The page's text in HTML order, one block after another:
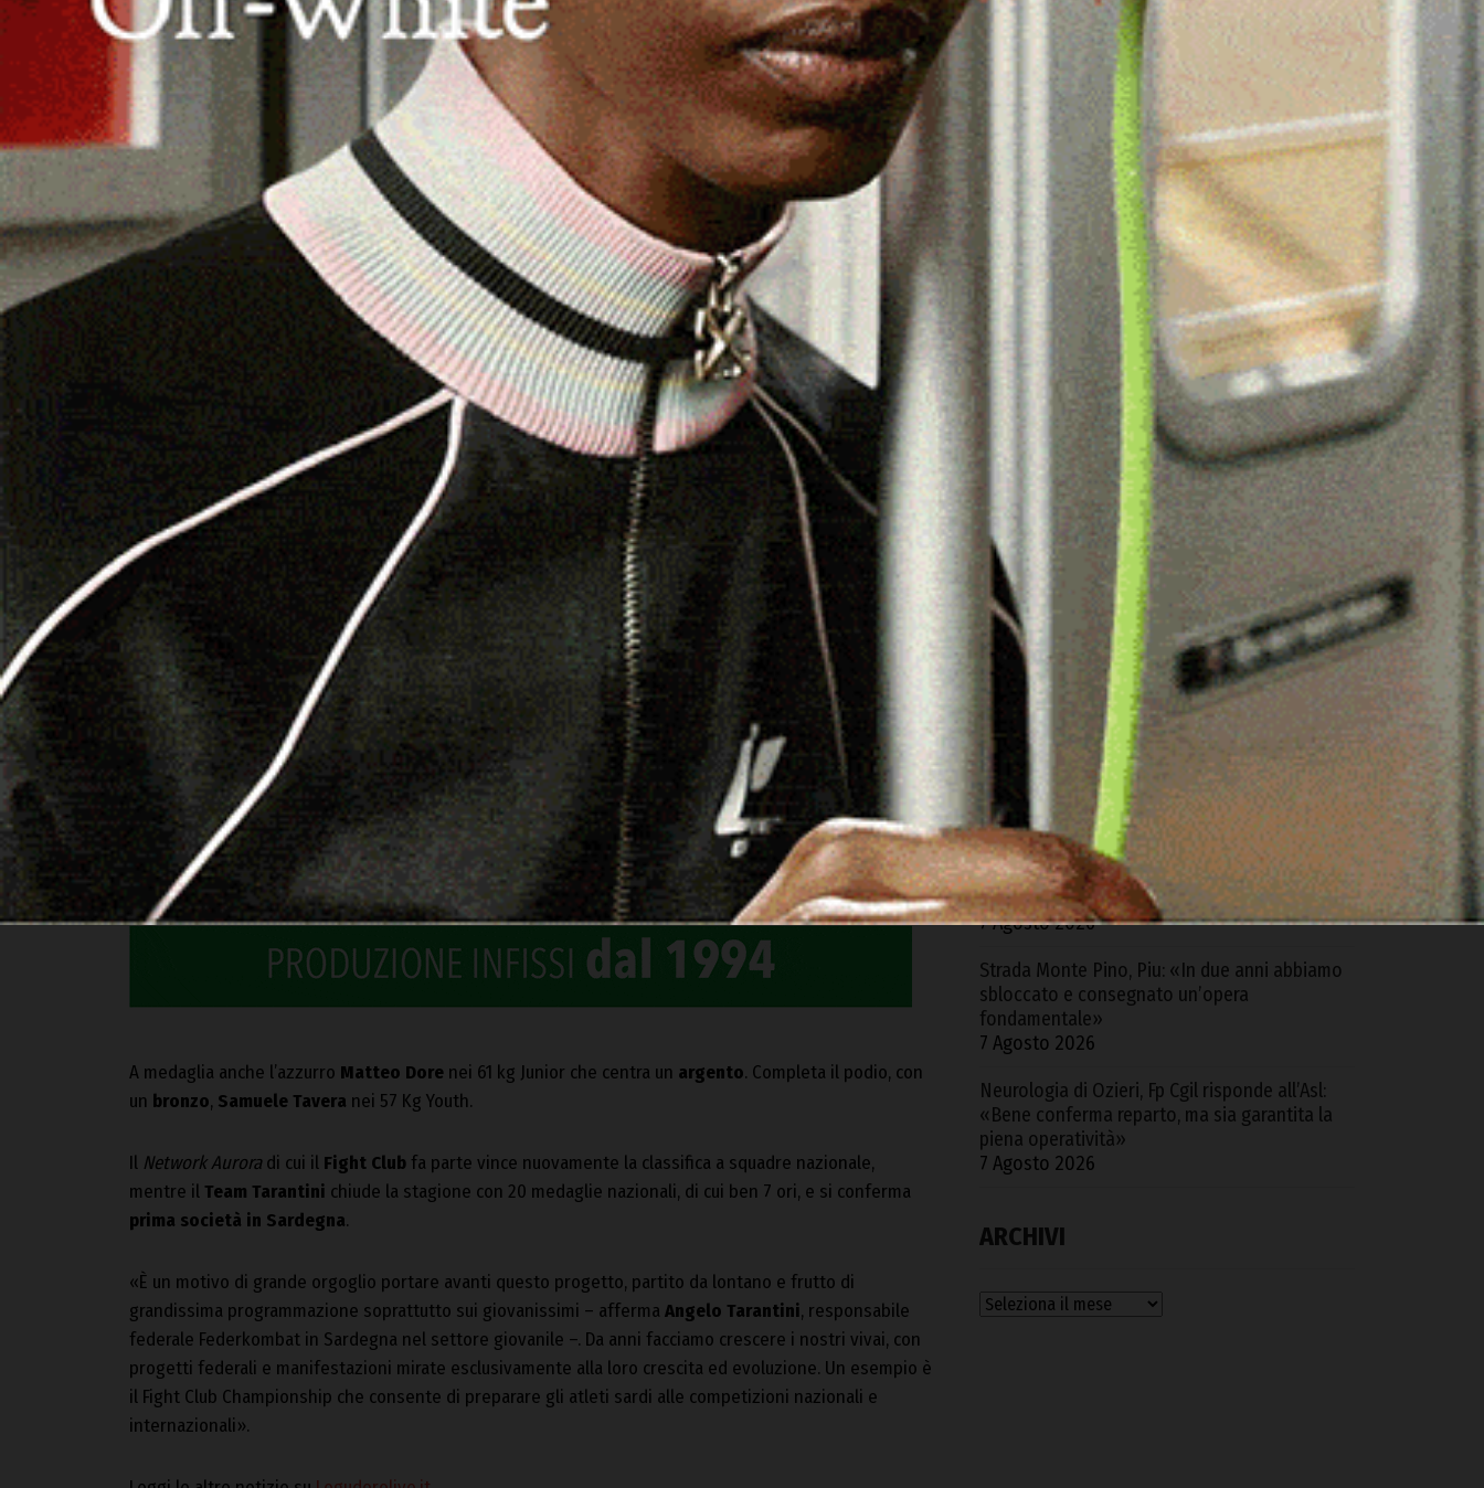
alla fiera del Wellness della cittadina romagnola, era dedicata alle categorieYouth, JunioreSenior
A salire sui ring, allestiti alla fiera riminese, sono stati tre giovani “guerrieri” allenati dal maestroAngelo
Tarantini
. A portare a casa la medaglia più prestigiosa è statoAndrea Macis. Giovane promettente che,
dopo aver vinto gli open, ha conquistato anche questi campionati. Per lui una stagione da incorniciare
che lo vede anche candidarsi perun posto in nazionale Youth
A medaglia anche l’azzurro Matteo Dore nei 61 kg Junior che centra un argento. Completa il podio, con
un bronzo, Samuele Tavera nei 57 Kg Youth.
Il Network Aurora di cui il Fight Club fa parte vince nuovamente la classifica a squadre nazionale,
mentre il Team Tarantini chiude la stagione con 20 medaglie nazionali, di cui ben 7 ori, e si conferma
prima società in Sardegna.
«È un motivo di grande orgoglio portare avanti questo progetto, partito da lontano e frutto di
grandissima programmazione soprattutto sui giovanissimi – afferma Angelo Tarantini, responsabile
federale Federkombat in Sardegna nel settore giovanile –. Da anni facciamo crescere i nostri vivai, con
progetti federali e manifestazioni mirate esclusivamente alla loro crescita ed evoluzione. Un esempio è
il Fight Club Championship che consente di preparare gli atleti sardi alle competizioni nazionali e
internazionali».
ARTICOLI RECENTI
Olbia. Controlli di GdiF e ADM all’aeroporto:
sequestrati sabbia e alimenti senza
certificazione
8 Agosto 2026
Ad Alà dei Sardi la XXIII Rassegna
Internazionale del Folklore
7 Agosto 2026
Sequestrati oltre 6 kg di cocaina e hashish
provenienti dalla Spagna, 4 arresti tra Cagliari
e S.G. Suergiu
7 Agosto 2026
Strada Monte Pino, Piu: «In due anni abbiamo
sbloccato e consegnato un’opera
fondamentale»
7 Agosto 2026
Neurologia di Ozieri, Fp Cgil risponde all’Asl:
«Bene conferma reparto, ma sia garantita la
piena operatività»
7 Agosto 2026
ARCHIVI
Archivi